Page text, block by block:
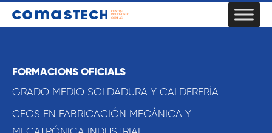
FORMACIONS OFICIALS
GRADO MEDIO SOLDADURA Y CALDERERÍA
CFGS EN FABRICACIÓN MECÁNICA Y